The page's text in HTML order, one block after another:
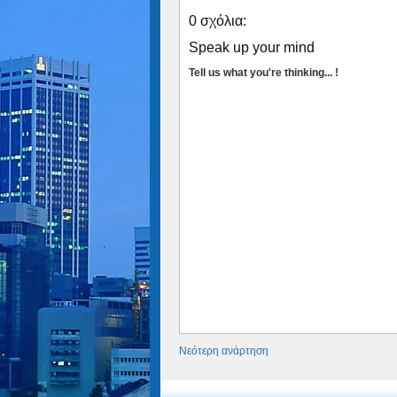
0 σχόλια:
Speak up your mind
Tell us what you're thinking... !
Νεότερη ανάρτηση